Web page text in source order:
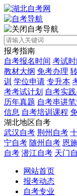
自考导航
报考指南
自考报名时间 考试时
教材大纲 免考办理
训 学位申请 专升本
考考试计划 自考实
历年真题 自考串讲
信息 自考培训课程
湖北地区自考
武汉自考 荆州自考
宁自考 随州自考 恩
自考 潜江自考 天门
网站首页
报考动态
自考专业